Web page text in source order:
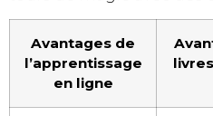
Avantages de
l’apprentissage
en ligne